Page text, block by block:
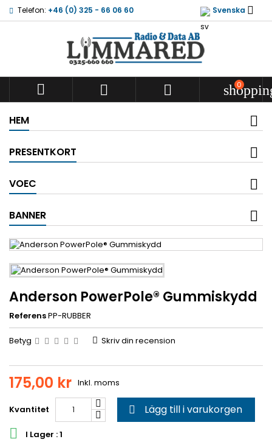
Telefon: +46 (0) 325 - 66 06 60 Svenska 
   0
HEM
PRESENTKORT
VOEC
BANNER
Anderson PowerPole® Gummiskydd
ReferensPP-RUBBER
Betyg Skriv din recension
175,00 kr Inkl. moms
Kvantitet  Lägg till i varukorgen
 I Lager : 1